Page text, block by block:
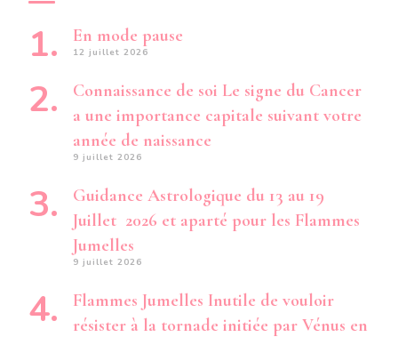
En mode pause
12 juillet 2026
Connaissance de soi Le signe du Cancer
a une importance capitale suivant votre
année de naissance
9 juillet 2026
Guidance Astrologique du 13 au 19
Juillet 2026 et aparté pour les Flammes
Jumelles
9 juillet 2026
Flammes Jumelles Inutile de vouloir
résister à la tornade initiée par Vénus en